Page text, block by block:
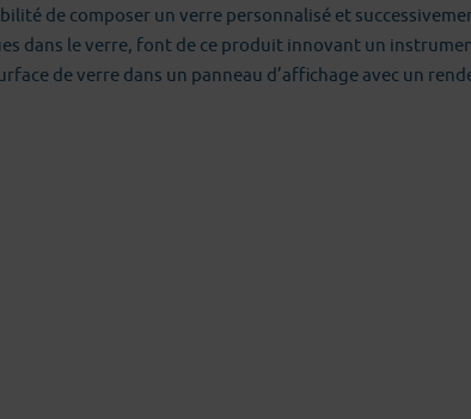
de composer un verre personnalisé et
dans le verre, font de ce produit innovant un
de verre dans un panneau d’affichage avec un